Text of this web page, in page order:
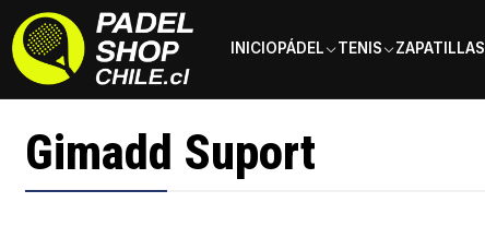
INICIOPÁDEL TENIS ZAPATILLAS
Inicio Marcas Gimadd Suport
Gimadd Suport